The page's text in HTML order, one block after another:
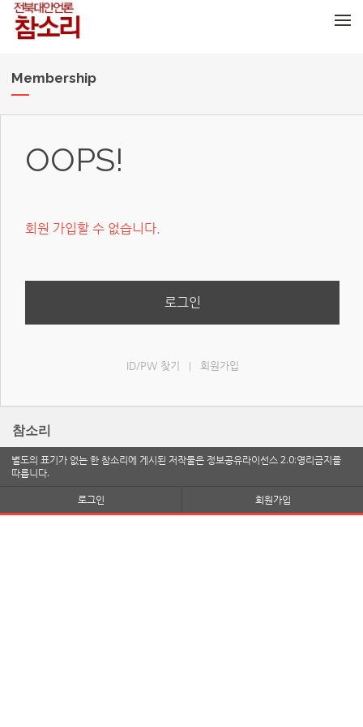
Membership
OOPS!
회원 가입할 수 없습니다.
로그인
ID/PW 찾기 회원가입
참소리
별도의 표기가 없는 한 참소리에 게시된 저작물은 정보공유라이선스 2.0:영리금지를
따릅니다.
로그인
회원가입